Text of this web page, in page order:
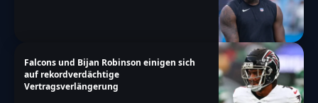
Falcons und Bijan Robinson einigen sich
auf rekordverdächtige
Vertragsverlängerung